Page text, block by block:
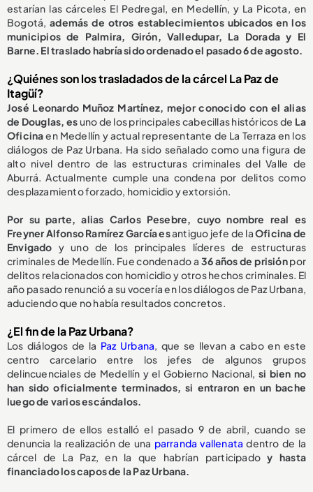
estarían las cárceles El Pedregal, en Medellín, y La Picota, en
Bogotá,además de otros establecimientos ubicados en los
municipios de Palmira, Girón, Valledupar, La Dorada y El
Barne. El traslado habría sido ordenado el pasado 6 de agosto.
¿Quiénes son los trasladados de la cárcel La Paz de
Itagüí?
José Leonardo Muñoz Martínez, mejor conocido con el alias
de Douglas, esuno de los principales cabecillas históricos de La
Oficinaen Medellín y actual representante de La Terraza en los
diálogos de Paz Urbana. Ha sido señalado como una figura de
alto nivel dentro de las estructuras criminales del Valle de
Aburrá. Actualmente cumple una condena por delitos como
desplazamiento forzado, homicidio y extorsión.
Por su parte, alias Carlos Pesebre, cuyo nombre real es
Freyner Alfonso Ramírez García esantiguo jefe de laOficina de
Envigado y uno de los principales líderes de estructuras
criminales de Medellín. Fue condenado a 36 años de prisiónpor
delitos relacionados con homicidio y otros hechos criminales. El
año pasado renunció a su vocería en los diálogos de Paz Urbana,
aduciendo que no había resultados concretos.
¿El fin de la Paz Urbana?
Los diálogos de la Paz Urbana, que se llevan a cabo en este
centro carcelario entre los jefes de algunos grupos
delincuenciales de Medellín y el Gobierno Nacional, si bien no
han sido oficialmente terminados, si entraron en un bache
luego de varios escándalos.
El primero de ellos estalló el pasado 9 de abril, cuando se
denuncia la realización de una parranda vallenatadentro de la
cárcel de La Paz, en la que habrían participadoy hasta
financiado los capos de la Paz Urbana.